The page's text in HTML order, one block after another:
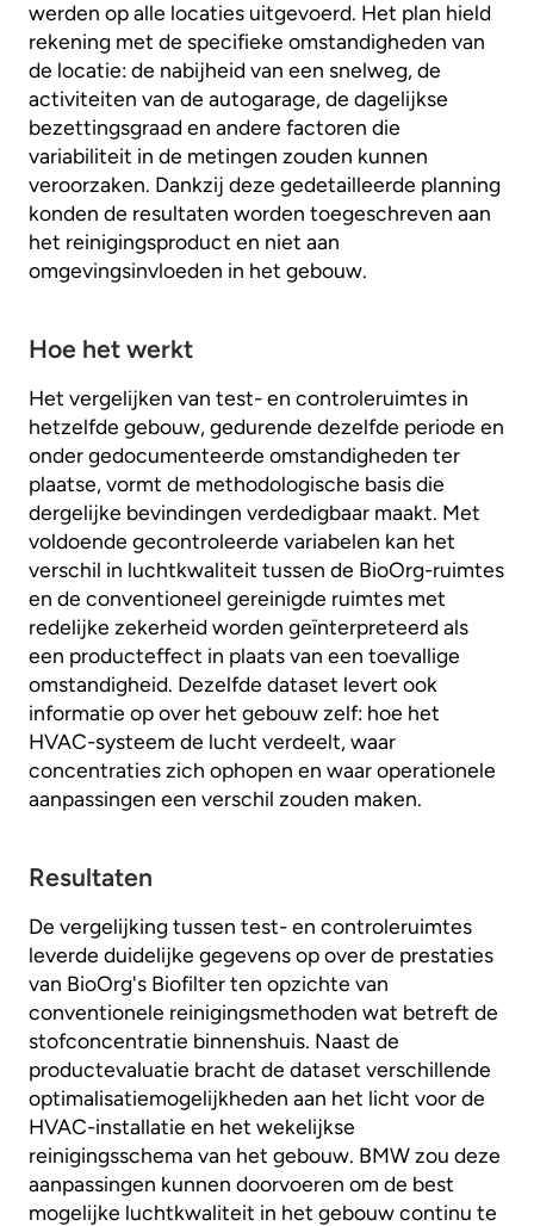
werden op alle locaties uitgevoerd. Het plan hield
rekening met de specifieke omstandigheden van
de locatie: de nabijheid van een snelweg, de
activiteiten van de autogarage, de dagelijkse
bezettingsgraad en andere factoren die
variabiliteit in de metingen zouden kunnen
veroorzaken. Dankzij deze gedetailleerde planning
konden de resultaten worden toegeschreven aan
het reinigingsproduct en niet aan
omgevingsinvloeden in het gebouw.
Hoe het werkt
Het vergelijken van test- en controleruimtes in
hetzelfde gebouw, gedurende dezelfde periode en
onder gedocumenteerde omstandigheden ter
plaatse, vormt de methodologische basis die
dergelijke bevindingen verdedigbaar maakt. Met
voldoende gecontroleerde variabelen kan het
verschil in luchtkwaliteit tussen de BioOrg-ruimtes
en de conventioneel gereinigde ruimtes met
redelijke zekerheid worden geïnterpreteerd als
een producteffect in plaats van een toevallige
omstandigheid. Dezelfde dataset levert ook
informatie op over het gebouw zelf: hoe het
HVAC-systeem de lucht verdeelt, waar
concentraties zich ophopen en waar operationele
aanpassingen een verschil zouden maken.
Resultaten
De vergelijking tussen test- en controleruimtes
leverde duidelijke gegevens op over de prestaties
van BioOrg's Biofilter ten opzichte van
conventionele reinigingsmethoden wat betreft de
stofconcentratie binnenshuis. Naast de
productevaluatie bracht de dataset verschillende
optimalisatiemogelijkheden aan het licht voor de
HVAC-installatie en het wekelijkse
reinigingsschema van het gebouw. BMW zou deze
aanpassingen kunnen doorvoeren om de best
mogelijke luchtkwaliteit in het gebouw continu te